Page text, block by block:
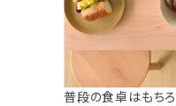
普段の食卓はもちろ